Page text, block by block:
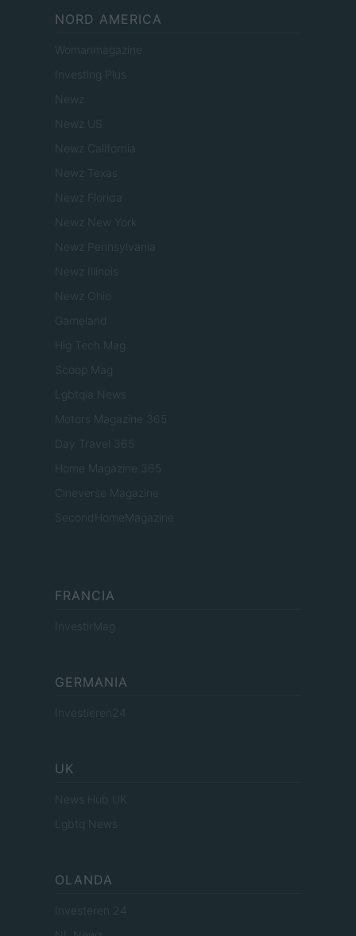
NORD AMERICA
Womanmagazine
Investing Plus
Newz
Newz US
Newz California
Newz Texas
Newz Florida
Newz New York
Newz Pennsylvania
Newz Illinois
Newz Ohio
Gameland
Hig Tech Mag
Scoop Mag
Lgbtqia News
Motors Magazine 365
Day Travel 365
Home Magazine 365
Cineverse Magazine
SecondHomeMagazine
FRANCIA
InvestirMag
GERMANIA
Investieren24
UK
News Hub UK
Lgbtq News
OLANDA
Investeren 24